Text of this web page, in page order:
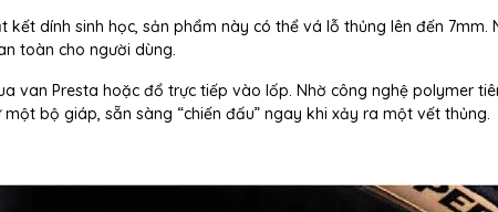
dính sinh học, sản phẩm này có thể vá lỗ thủng lên đến 7mm.
toàn cho người dùng.
van Presta hoặc đổ trực tiếp vào lốp. Nhờ công nghệ polymer
bộ giáp, sẵn sàng “chiến đấu” ngay khi xảy ra một vết thủng.